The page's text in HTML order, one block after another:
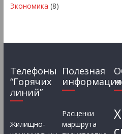
Экономика (8)
Телефоны
“Горячих
линий”
Жилищно-
Полезная
информация
Расценки
маршрута